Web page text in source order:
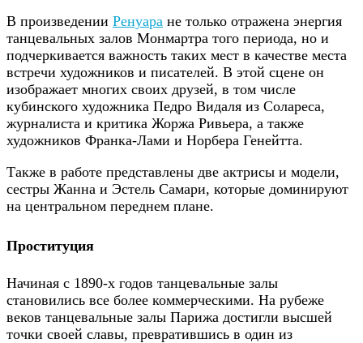
В произведении Ренуара не только отражена энергия
танцевальных залов Монмартра того периода, но и
подчеркивается важность таких мест в качестве места
встречи художников и писателей. В этой сцене он
изображает многих своих друзей, в том числе
кубинского художника Педро Видаля из Солареса,
журналиста и критика Жоржа Ривьера, а также
художников Франка-Лами и Норбера Генейтта.
Также в работе представлены две актрисы и модели,
сестры Жанна и Эстель Самари, которые доминируют
на центральном переднем плане.
Проституция
Начиная с 1890-х годов танцевальные залы
становились все более коммерческими. На рубеже
веков танцевальные залы Парижа достигли высшей
точки своей славы, превратившись в один из